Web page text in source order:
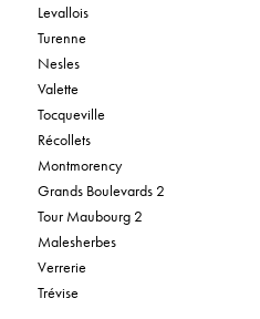
Levallois
Turenne
Nesles
Valette
Tocqueville
Récollets
Montmorency
Grands Boulevards 2
Tour Maubourg 2
Malesherbes
Verrerie
Trévise